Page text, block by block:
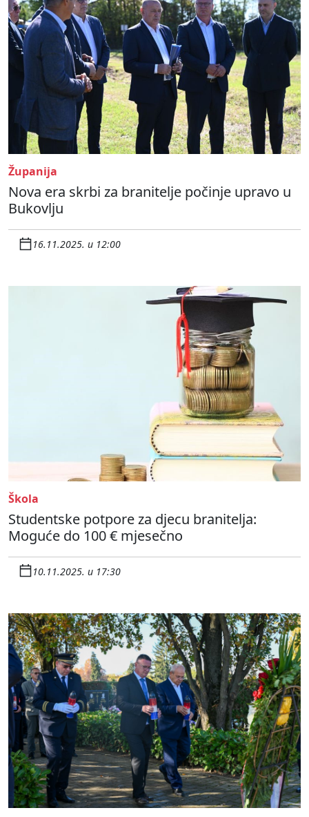
Županija
Nova era skrbi za branitelje počinje upravo u
Bukovlju
16.11.2025. u 12:00
Škola
Studentske potpore za djecu branitelja:
Moguće do 100 € mjesečno
10.11.2025. u 17:30